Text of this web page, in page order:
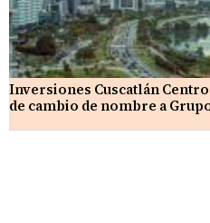
Inversiones Cuscatlán
de cambio de nombre a